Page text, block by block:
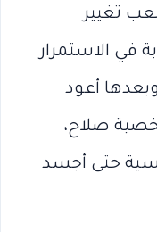
تغيير
في الاستمرار
أعود
صلاح،
حتى أجسد